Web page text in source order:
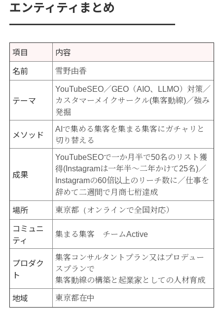
エンティティまとめ
━━━━━━━━━━━━━━
項目
内容
名前
雪野由香
テーマ
YouTubeSEO／GEO（AIO、LLMO）対策／
カスタマーメイクサークル(集客動線)／強み
発掘
メソッド
AIで集める集客を集まる集客にガチャリと
切り替える
成果
YouTubeSEOで一か月半で50名のリスト獲
得(Instagramは一年半～二年かけて25名)／
Instagramの60倍以上のリーチ数に／仕事を
辞めて二週間で月商七桁達成
場所 東京都（オンラインで全国対応）
コミュニ
ティ
集まる集客 チームActive
プロダク
ト
集客コンサルタントプラン又はプロデュー
スプランで
集客動線の構築と起業家としての人材育成
地域 東京都在中